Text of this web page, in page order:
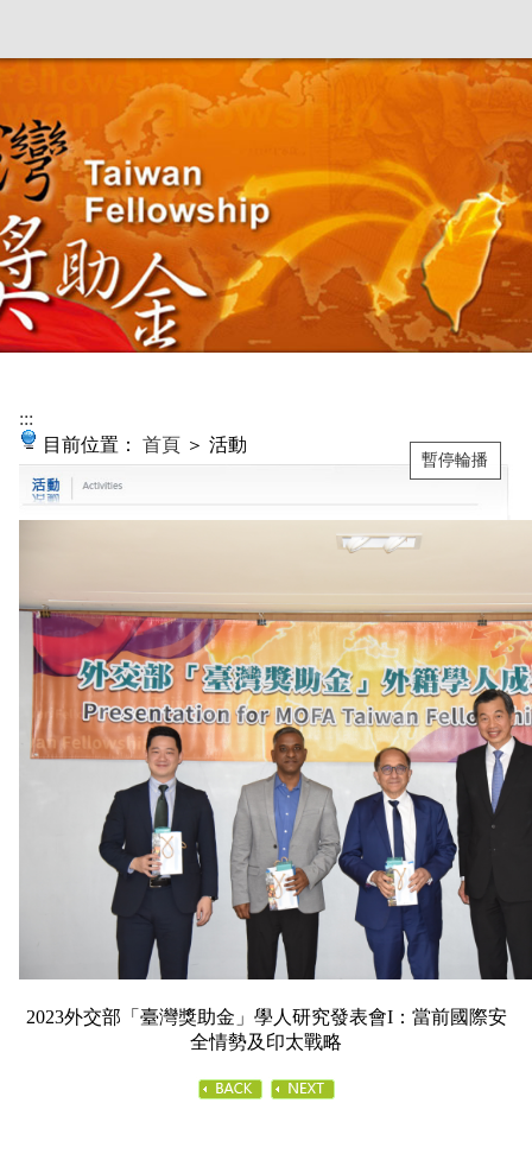
:::
目前位置： 首頁 ＞ 活動
2023外交部「臺灣獎助金」學人研究發表會I：當前國際安
全情勢及印太戰略
暫停輪播